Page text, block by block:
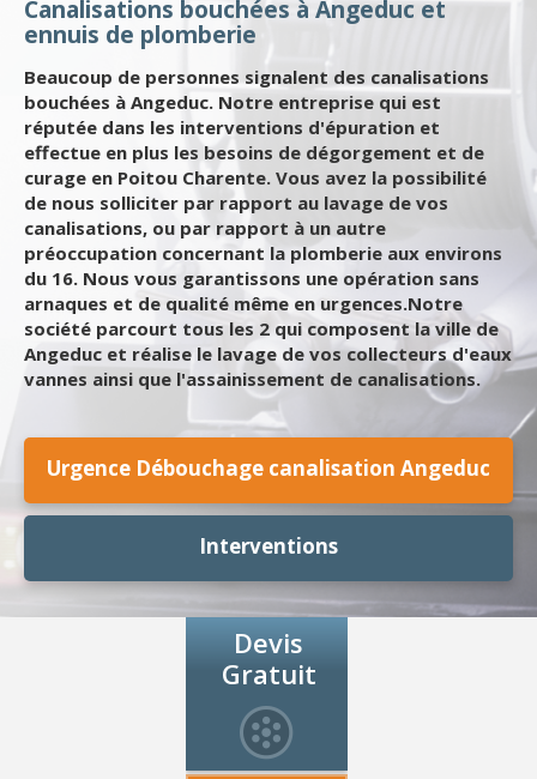
Canalisations bouchées à Angeduc et
ennuis de plomberie
Beaucoup de personnes signalent des canalisations
bouchées à Angeduc. Notre entreprise qui est
réputée dans les interventions d'épuration et
effectue en plus les besoins de dégorgement et de
curage en Poitou Charente. Vous avez la possibilité
de nous solliciter par rapport au lavage de vos
canalisations, ou par rapport à un autre
préoccupation concernant la plomberie aux environs
du 16. Nous vous garantissons une opération sans
arnaques et de qualité même en urgences.Notre
société parcourt tous les 2 qui composent la ville de
Angeduc et réalise le lavage de vos collecteurs d'eaux
vannes ainsi que l'assainissement de canalisations.
Urgence Débouchage canalisation Angeduc
Interventions
Devis
Gratuit